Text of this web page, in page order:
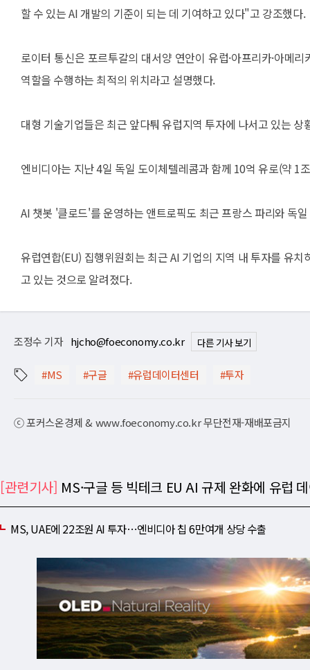
할 수 있는 AI 개발의 기준이 되는 데 기여하고 있다"고 강조했다.
로이터 통신은 포르투갈의 대서양 연안이 유럽·아프리카·아메
역할을 수행하는 최적의 위치라고 설명했다.
대형 기술기업들은 최근 앞다퉈 유럽지역 투자에 나서고 있는 상
엔비디아는 지난 4일 독일 도이체텔레콤과 함께 10억 유로(약 1
AI 챗봇 '클로드'를 운영하는 앤트로픽도 최근 프랑스 파리와 독
유럽연합(EU) 집행위원회는 최근 AI 기업의 지역 내 투자를 유
고 있는 것으로 알려졌다.
조정수 기자 hjcho@foeconomy.co.kr 다른 기사 보기
#MS #구글 #유럽데이터센터 #투자
ⓒ 포커스온경제 & www.foeconomy.co.kr 무단전재-재배포금지
[관련기사] MS·구글 등 빅테크 EU AI 규제 완화에 유럽
MS, UAE에 22조원 AI 투자⋯엔비디아 칩 6만여개 상당 수출